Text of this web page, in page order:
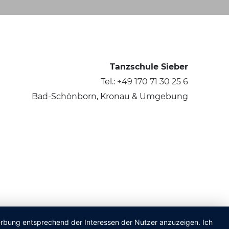
Tanzschule Sieber
Tel.: +49 170 71 30 25 6
Bad-Schönborn, Kronau & Umgebung
entsprechend der Interessen der Nutzer anzuzeigen. Ich